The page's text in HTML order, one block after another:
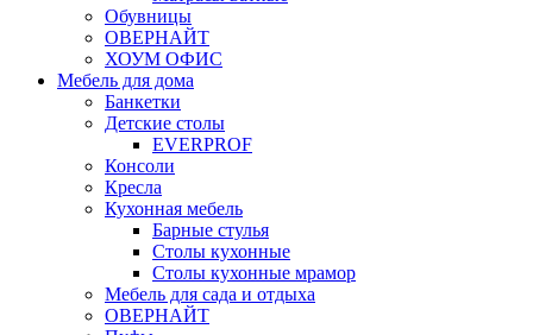
Обувницы
ОВЕРНАЙТ
ХОУМ ОФИС
Мебель для дома
Банкетки
Детские столы
EVERPROF
Консоли
Кресла
Кухонная мебель
Барные стулья
Столы кухонные
Столы кухонные мрамор
Мебель для сада и отдыха
ОВЕРНАЙТ